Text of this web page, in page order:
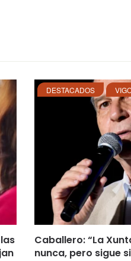
DESTACADOS
Caballero: “La
nunca, pero sigue